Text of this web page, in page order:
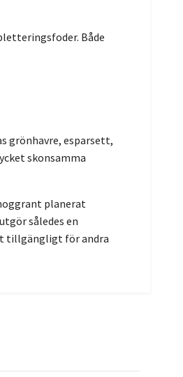
Både
grönhavre, esparsett,
skonsamma
planerat
således en
tillgängligt för andra